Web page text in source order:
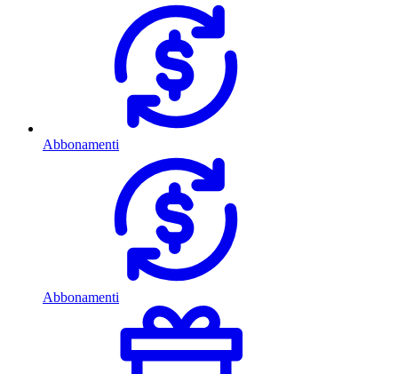
Abbonamenti
Abbonamenti